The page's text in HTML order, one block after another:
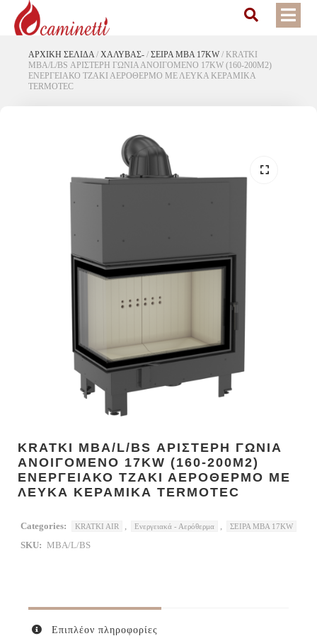
ΑΡΧΙΚΉ ΣΕΛΊΔΑ / ΧΑΛΥΒΑΣ- / ΣΕΙΡΑ MBA 17KW / KRATKI
MBA/L/BS ΑΡΙΣΤΕΡΗ ΓΩΝΙΑ ΑΝΟΙΓΟΜΕΝΟ 17KW (160-200M2)
ΕΝΕΡΓΕΙΑΚΟ ΤΖΑΚΙ ΑΕΡΟΘΕΡΜΟ ΜΕ ΛΕΥΚΑ ΚΕΡΑΜΙΚΑ
TERMOTEC
KRATKI MBA/L/BS ΑΡΙΣΤΕΡΗ ΓΩΝΙΑ
ΑΝΟΙΓΟΜΕΝΟ 17KW (160-200M2)
ΕΝΕΡΓΕΙΑΚΟ ΤΖΑΚΙ ΑΕΡΟΘΕΡΜΟ ΜΕ
ΛΕΥΚΑ ΚΕΡΑΜΙΚΑ TERMOTEC
Categories: KRATKI AIR , Ενεργειακά - Αερόθερμα , ΣΕΙΡΑ MBA 17KW
SKU: MBA/L/BS
Επιπλέον πληροφορίες